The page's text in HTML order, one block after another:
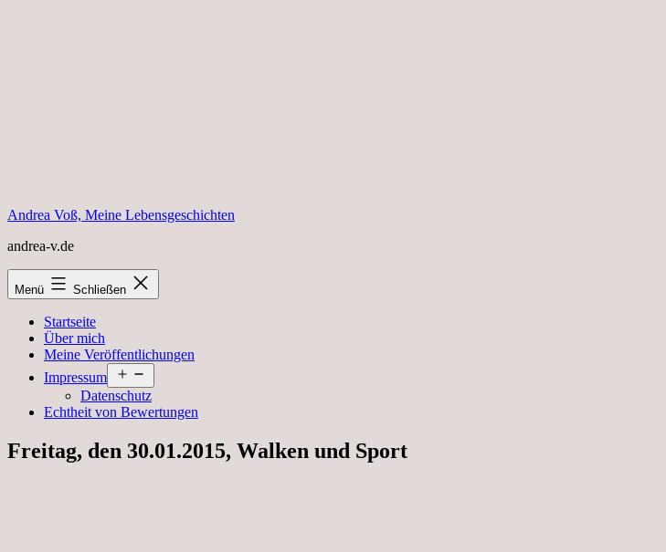
Andrea Voß, Meine Lebensgeschichten
andrea-v.de
Menü Schließen
Startseite
Über mich
Meine Veröffentlichungen
Impressum
öffnen
Datenschutz
Echtheit von Bewertungen
Freitag, den 30.01.2015, Walken und Sport